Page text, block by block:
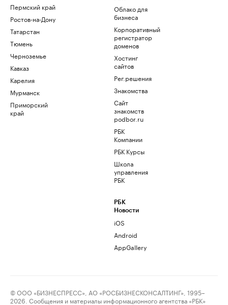
Пермский край
Ростов-на-Дону
Татарстан
Тюмень
Черноземье
Кавказ
Карелия
Мурманск
Приморский
край
Облако для
бизнеса
Корпоративный
регистратор
доменов
Хостинг
сайтов
Рег.решения
Знакомства
Сайт
знакомств
podbor.ru
РБК
Компании
РБК Курсы
Школа
управления
РБК
РБК
Новости
iOS
Android
AppGallery
© ООО «БИЗНЕСПРЕСС», АО «РОСБИЗНЕСКОНСАЛТИНГ», 1995–
2026. Сообщения и материалы информационного агентства «РБК»